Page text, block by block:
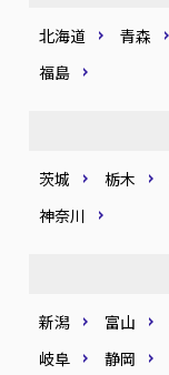
北海道 青森
福島
茨城 栃木
神奈川
新潟 富山
岐阜
静岡